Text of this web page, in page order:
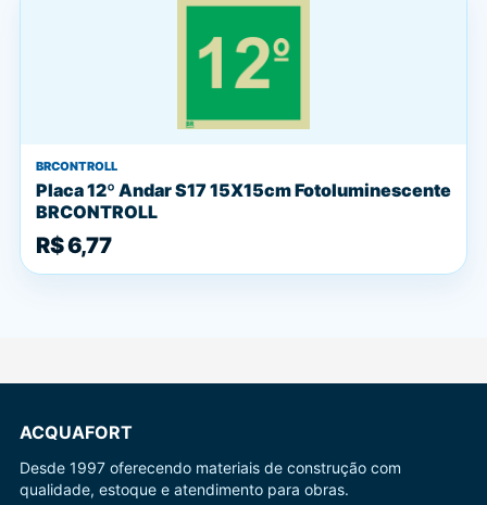
BRCONTROLL
Placa 12º Andar S17 15X15cm Fotoluminescente
BRCONTROLL
R$ 6,77
ACQUAFORT
Desde 1997 oferecendo materiais de construção com
qualidade, estoque e atendimento para obras.